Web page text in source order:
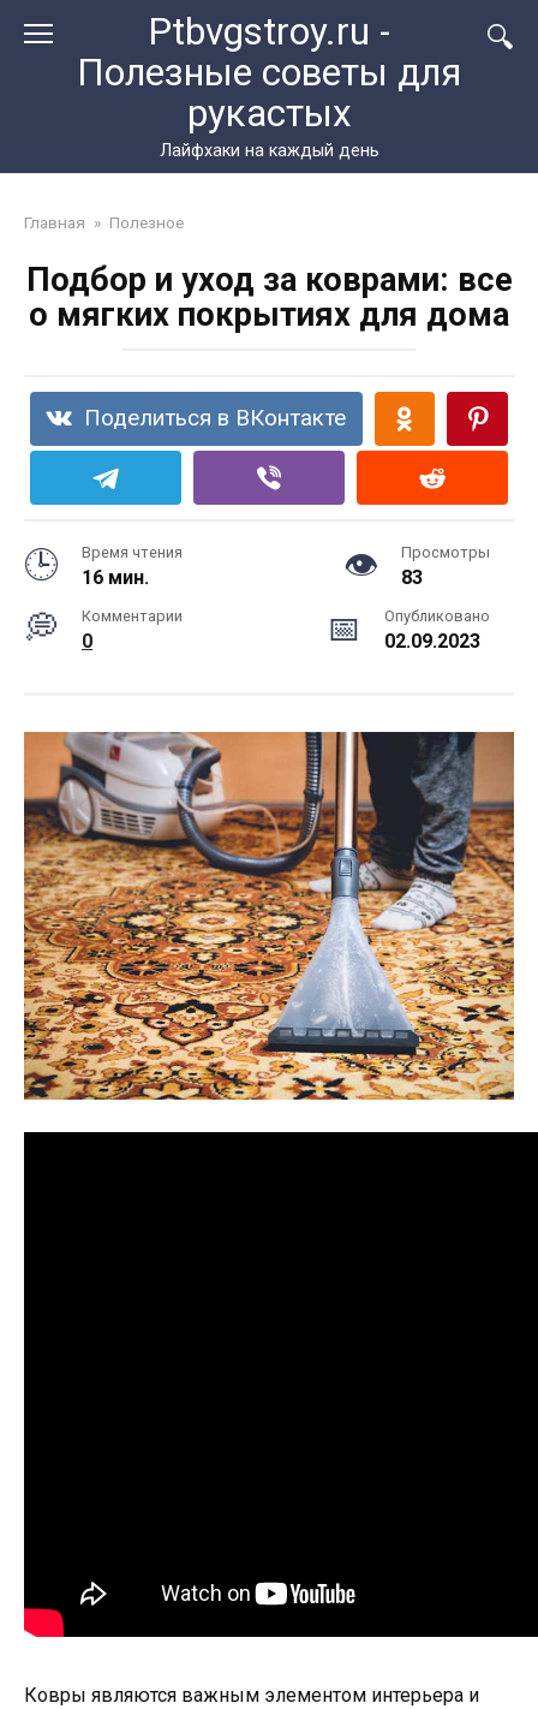
Ptbvgstroy.ru -
Полезные советы для
рукастых
Лайфхаки на каждый день
Главная » Полезное
Подбор и уход за коврами: все
о мягких покрытиях для дома
Поделиться в ВКонтакте
Время чтения
16 мин.
Просмотры
83
Комментарии
0
Опубликовано
02.09.2023
Ковры являются важным элементом интерьера и